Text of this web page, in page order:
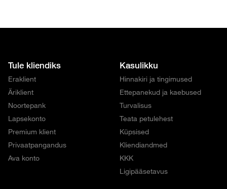
Tule kliendiks
Eraklient
Äriklient
Noortepank
Lapsekonto
Premium klient
Privaatpangandus
Ava konto
Kasulikku
Hinnakiri ja tingimused
Ettepanekud ja kaebused
Turvalisus
Teata petulehest
Küpsised
Kliendiandmed
KKK
Ligipääsetavus